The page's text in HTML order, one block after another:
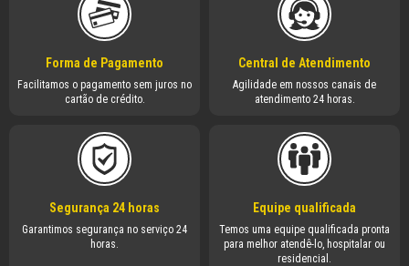
Forma de Pagamento
Facilitamos o pagamento sem juros no
cartão de crédito.
Central de Atendimento
Agilidade em nossos canais de
atendimento 24 horas.
Segurança 24 horas
Garantimos segurança no serviço 24
horas.
Equipe qualificada
Temos uma equipe qualificada pronta
para melhor atendê-lo, hospitalar ou
residencial.